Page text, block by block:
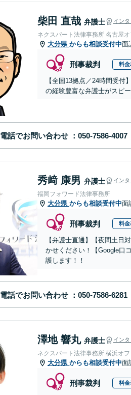
柴田 直哉 弁護士 イン
ネクスパート法律事務所 名古屋
大分県 からも相談受付中面
刑事裁判 料金
【全国13拠点／24時間受
の経験豊富な弁護士がスピ
電話でお問い合わせ
秀﨑 康男 弁護士 イン
福岡フォワード法律事務所
大分県 からも相談受付中面
刑事裁判 料金
【弁護士直通】【夜間土日
かせください！【Google口
護します！！
電話でお問い合わせ
澤地 響丸 弁護士 イン
ネクスパート法律事務所 横浜オフ
大分県 からも相談受付中面
刑事裁判 料金